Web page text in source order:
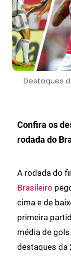
Destaques
Confira os
rodada do
A rodada do
Brasileiro
cima e de
primeira
média de
destaques da